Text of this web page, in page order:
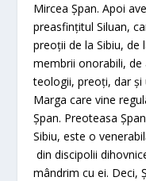
Mircea Șpan. Apoi
preasfințitul Siluan,
preoții de la Sibiu, de
membrii onorabili,
teologii, preoți, dar
Marga care vine
Șpan. Preoteasa
Sibiu, este o
din discipolii
mândrim cu ei. Deci,